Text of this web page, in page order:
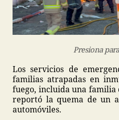
Presiona
Los servicios de
familias atrapadas en
fuego, incluida una familia
reportó la quema de un
automóviles.